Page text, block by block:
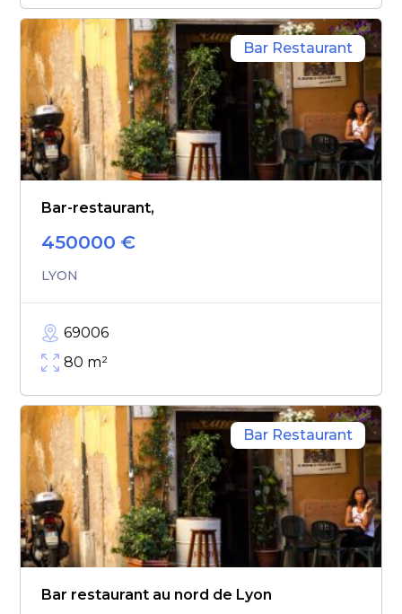
Bar Restaurant
Bar-restaurant,
450000 €
LYON
69006
80 m²
Bar Restaurant
Bar restaurant au nord de Lyon